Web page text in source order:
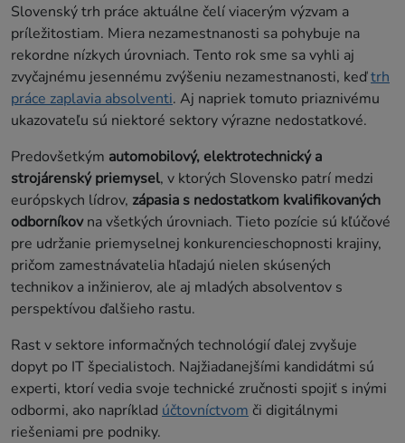
Slovenský trh práce aktuálne čelí viacerým výzvam a
príležitostiam. Miera nezamestnanosti sa pohybuje na
rekordne nízkych úrovniach. Tento rok sme sa vyhli aj
zvyčajnému jesennému zvýšeniu nezamestnanosti, keďtrh
práce zaplavia absolventi. Aj napriek tomuto priaznivému
ukazovateľu sú niektoré sektory výrazne nedostatkové.
Predovšetkým automobilový, elektrotechnický a
strojárenský priemysel, v ktorých Slovensko patrí medzi
európskych lídrov, zápasia s nedostatkom kvalifikovaných
odborníkovna všetkých úrovniach. Tieto pozície sú kľúčové
pre udržanie priemyselnej konkurencieschopnosti krajiny,
pričom zamestnávatelia hľadajú nielen skúsených
technikov a inžinierov, ale aj mladých absolventov s
perspektívou ďalšieho rastu.
Rast v sektore informačných technológií ďalej zvyšuje
dopyt po IT špecialistoch. Najžiadanejšími kandidátmi sú
experti, ktorí vedia svoje technické zručnosti spojiť s inými
odbormi, ako napríklad účtovníctvom či digitálnymi
riešeniami pre podniky.